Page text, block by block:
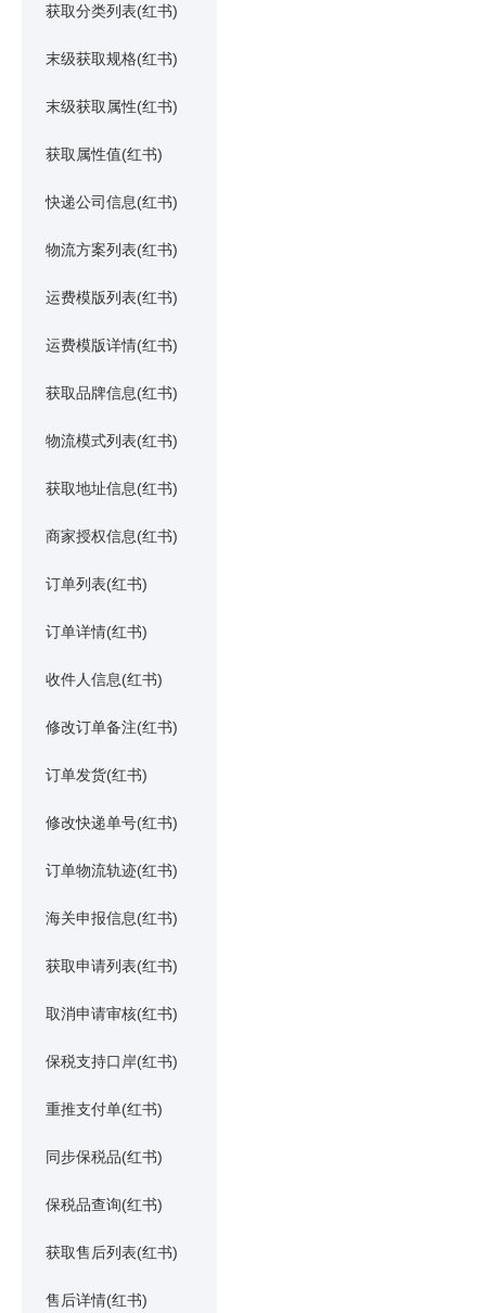
获取分类列表(红书)
末级获取规格(红书)
末级获取属性(红书)
获取属性值(红书)
快递公司信息(红书)
物流方案列表(红书)
运费模版列表(红书)
运费模版详情(红书)
获取品牌信息(红书)
物流模式列表(红书)
获取地址信息(红书)
商家授权信息(红书)
订单列表(红书)
订单详情(红书)
收件人信息(红书)
修改订单备注(红书)
订单发货(红书)
修改快递单号(红书)
订单物流轨迹(红书)
海关申报信息(红书)
获取申请列表(红书)
取消申请审核(红书)
保税支持口岸(红书)
重推支付单(红书)
同步保税品(红书)
保税品查询(红书)
获取售后列表(红书)
售后详情(红书)